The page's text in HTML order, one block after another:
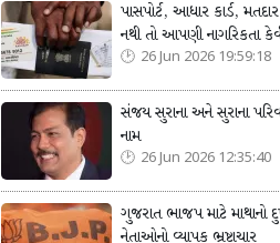
પાસપોર્ટ, આધાર કાર્ડ,
નથી તો આપણી નાગરિકતા
26 Jun 2026 19:59:18
સંજય સુરાના અને સુરાના
નામ
26 Jun 2026 12:35:40
ગુજરાત ભાજપ માટે
નેતાઓનો વ્યાપક ભ્રષ્ટાચાર